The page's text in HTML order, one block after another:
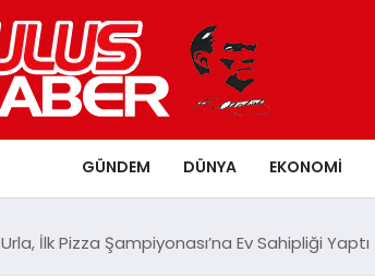
GÜNDEM DÜNYA EKONOMI
Urla, İlk Pizza Şampiyonası’na Ev Sahipliği Yaptı